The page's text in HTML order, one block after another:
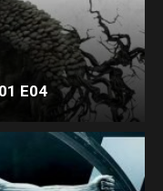
E04